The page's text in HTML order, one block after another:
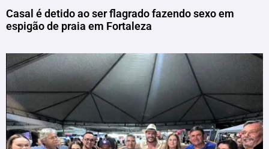
Casal é detido ao ser flagrado fazendo sexo em
espigão de praia em Fortaleza